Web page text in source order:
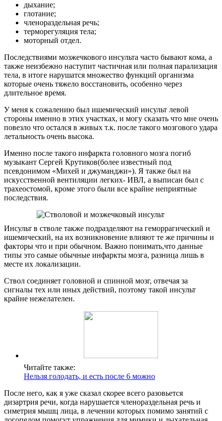
дыхание;
глотание;
членораздельная речь;
терморегуляция тела;
моторный отдел.
Последствиями мозжечкового инсульта часто бывают кома, а
также неизбежно наступит частичная или полная парализация
тела, в итоге нарушатся множество функций организма
которые очень тяжело восстановить, особенно через
длительное время.
У меня к сожалению был ишемический инсульт левой
стороны именно в этих участках, и могу сказать что мне очень
повезло что остался в живых т.к. после такого мозгового удара
летальность очень высока.
Именно после такого инфаркта головного мозга погиб
музыкант Сергей Крутиков(более известный под
псевдонимом «Михей и джуманджи»). Я также был на
искусственной вентиляции легких- ИВЛ, а выписан был с
трахеостомой, кроме этого были все крайне неприятные
последствия.
Инсульт в стволе также подразделяют на геморрагический и
ишемический, на их возникновение влияют те же причины и
факторы что и при обычном. Важно понимать,что данные
типы это самые обычные инфаркты мозга, разница лишь в
месте их локализации.
Ствол соединяет головной и спинной мозг, отвечая за
сигналы тех или иных действий, поэтому такой инсульт
крайне нежелателен.
Читайте также:
Нельзя голодать, и есть после 6 можно
После него, как я уже сказал скорее всего разовьется
дизартрия речи, когда нарушается членораздельная речь и
симетрия мышц лица, в лечении которых помимо занятий с